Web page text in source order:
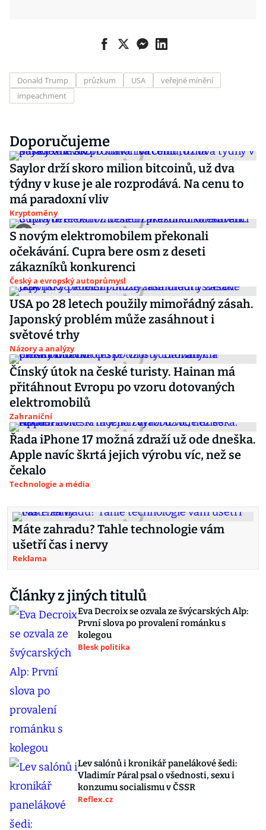
Donald Trump průzkum USA
veřejné mínění
impeachment
Doporučujeme
Saylor drží skoro milion bitcoinů, už dva
týdny v kuse je ale rozprodává. Na cenu to
má paradoxní vliv
Kryptoměny
S novým elektromobilem překonali
očekávání. Cupra bere osm z deseti
zákazníků konkurenci
Český a evropský autoprůmysl
USA po 28 letech použily mimořádný zásah.
Japonský problém může zasáhnout i
světové trhy
Názory a analýzy
Čínský útok na české turisty. Hainan má
přitáhnout Evropu po vzoru dotovaných
elektromobilů
Zahraniční
Řada iPhone 17 možná zdraží už ode dneška.
Apple navíc škrtá jejich výrobu víc, než se
čekalo
Technologie a média
Máte zahradu? Tahle technologie vám
ušetří čas i nervy
Reklama
Články z jiných titulů
Eva Decroix se ozvala ze švýcarských Alp:
První slova po provalení románku s
kolegou
Blesk politika
Lev salónů i kronikář panelákové šedi:
Vladimír Páral psal o všednosti, sexu i
konzumu socialismu v ČSSR
Reflex.cz